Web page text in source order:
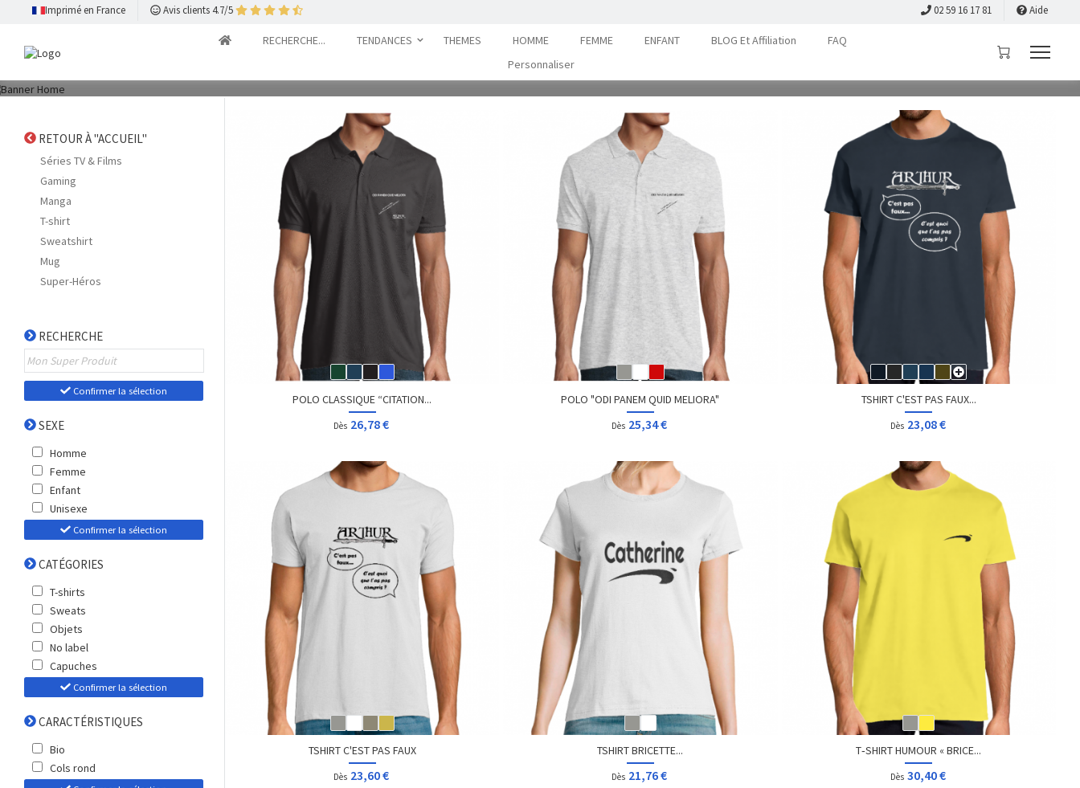
Imprimé en France Avis clients 4.7/5 02 59 16 17 81 Aide
RECHERCHE... TENDANCES THEMES HOMME FEMME ENFANT BLOG Et Affiliation
FAQ
Personnaliser
Découvrez Nos Idées De Cadeaux Dédiés Aux Geeks Et Aux Geekettes
RETOUR À "ACCUEIL"
Séries TV & Films
Gaming
Manga
T-shirt
Sweatshirt
Mug
Super-Héros
RECHERCHE
Confirmer la sélection
SEXE
Homme
Femme
Enfant
Unisexe
Confirmer la sélection
CATÉGORIES
T-shirts
Sweats
Objets
No label
Capuches
Confirmer la sélection
CARACTÉRISTIQUES
Bio
Cols rond
POLO CLASSIQUE “CITATION...
Dès 26,78 €
POLO "ODI PANEM QUID MELIORA"
Dès 25,34 €
TSHIRT C'EST PAS FAUX...
Dès 23,08 €
TSHIRT C'EST PAS FAUX
Dès 23,60 €
TSHIRT BRICETTE...
Dès 21,76 €
T‑SHIRT HUMOUR « BRICE...
Dès 30,40 €